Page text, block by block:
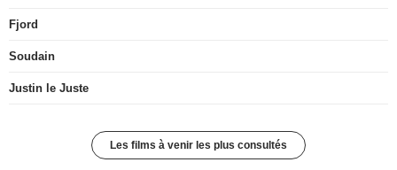
Fjord
Soudain
Justin le Juste
Les films à venir les plus consultés